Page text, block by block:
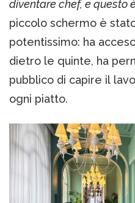
diventare chef, e questo
piccolo schermo è
potentissimo: ha
dietro le quinte, ha
pubblico di capire il
ogni piatto.